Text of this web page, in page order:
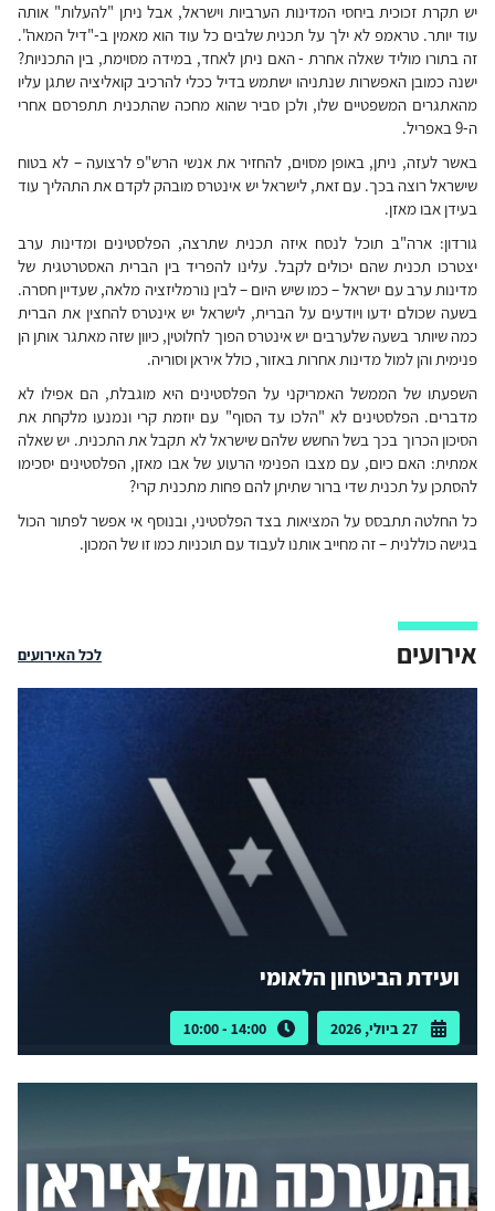
יש תקרת זכוכית ביחסי המדינות הערביות וישראל, אבל ניתן "להעלות" אותה
עוד יותר. טראמפ לא ילך על תכנית שלבים כל עוד הוא מאמין ב-"דיל המאה".
זה בתורו מוליד שאלה אחרת - האם ניתן לאחד, במידה מסוימת, בין התכניות?
ישנה כמובן האפשרות שנתניהו ישתמש בדיל ככלי להרכיב קואליציה שתגן עליו
מהאתגרים המשפטיים שלו, ולכן סביר שהוא מחכה שהתכנית תתפרסם אחרי
ה-9 באפריל.
באשר לעזה, ניתן, באופן מסוים, להחזיר את אנשי הרש"פ לרצועה – לא בטוח
שישראל רוצה בכך. עם זאת, לישראל יש אינטרס מובהק לקדם את התהליך עוד
בעידן אבו מאזן.
גורדון: ארה"ב תוכל לנסח איזה תכנית שתרצה, הפלסטינים ומדינות ערב
יצטרכו תכנית שהם יכולים לקבל. עלינו להפריד בין הברית האסטרטגית של
מדינות ערב עם ישראל – כמו שיש היום – לבין נורמליזציה מלאה, שעדיין חסרה.
בשעה שכולם ידעו ויודעים על הברית, לישראל יש אינטרס להחצין את הברית
כמה שיותר בשעה שלערבים יש אינטרס הפוך לחלוטין, כיוון שזה מאתגר אותן הן
פנימית והן למול מדינות אחרות באזור, כולל איראן וסוריה.
השפעתו של הממשל האמריקני על הפלסטינים היא מוגבלת, הם אפילו לא
מדברים. הפלסטינים לא "הלכו עד הסוף" עם יוזמת קרי ונמנעו מלקחת את
הסיכון הכרוך בכך בשל החשש שלהם שישראל לא תקבל את התכנית. יש שאלה
אמתית: האם כיום, עם מצבו הפנימי הרעוע של אבו מאזן, הפלסטינים יסכימו
להסתכן על תכנית שדי ברור שתיתן להם פחות מתכנית קרי?
כל החלטה תתבסס על המציאות בצד הפלסטיני, ובנוסף אי אפשר לפתור הכול
בגישה כוללנית – זה מחייב אותנו לעבוד עם תוכניות כמו זו של המכון.
אירועים לכל האירועים
ועידת הביטחון הלאומי
27 ביולי, 2026 14:00 - 10:00